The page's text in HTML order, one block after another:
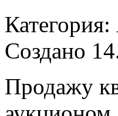
Создано
Продажу